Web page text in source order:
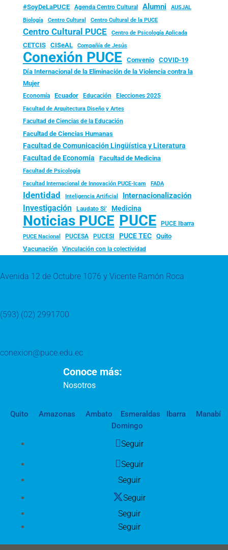
#SoyDeLaPUCE Agenda Centro Cultural Alumni
AUSJAL
Biología
Centro Cultural Centro Cultural de la PUCE
Centro Cultural PUCE Centro de Psicología Aplicada
CETCIS CISeAL Compañía de Jesús
Conexión PUCE Convenio
COVID-19
Día Internacional de la Eliminación de la Violencia contra la
Mujer
Economía Ecuador Educación Elecciones 2025
Facultad de Arquitectura Diseño y Artes
Facultad de Ciencias de la Educación
Facultad de Ciencias Humanas
Facultad de Comunicación Lingüística y Literatura
Facultad de Economía Facultad de Medicina
Facultad de Psicología
Facultad Internacional de Innovación PUCE-Icam FADA
Identidad Inteligencia Artificial Internacionalización
Investigación Laudato Si’ Medicina
Noticias PUCE PUCE PUCE Ibarra
PUCE Nacional PUCESA PUCESI PUCE TEC
Quito
Vacunación
Vinculación con la colectividad
Avenida 12 de Octubre 1076 y Vicente Ramón Roca
(593) (02) 2991700
conexion@puce.edu.ec
Conoce más:
Nosotros
Quito Amazonas Ambato Esmeraldas Ibarra
Manabí
Domingo
Seguir
Seguir
Seguir
Seguir
Seguir
Seguir